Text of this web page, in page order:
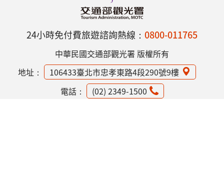
24小時免付費旅遊諮詢熱線： 0800-011765
中華民國交通部觀光署 版權所有
地址：
106433臺北市忠孝東路4段290號9樓
電話：
(02) 2349-1500